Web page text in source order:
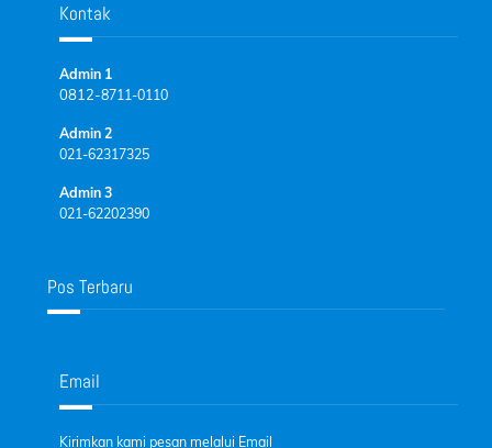
Kontak
Admin 1
0812-8711-0110
Admin 2
021-62317325
Admin 3
021-62202390
Pos Terbaru
Email
Kirimkan kami pesan melalui Email